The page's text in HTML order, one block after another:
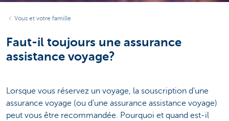
Vous et votre famille
Faut-il toujours une assurance
assistance voyage?
Lorsque vous réservez un voyage, la souscription d’une
assurance voyage (ou d’une assurance assistance voyage)
peut vous être recommandée. Pourquoi et quand est-il